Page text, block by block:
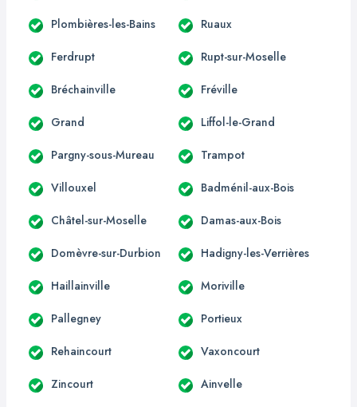
Plombières-les-Bains Ruaux
Ferdrupt Rupt-sur-Moselle
Bréchainville Fréville
Grand Liffol-le-Grand
Pargny-sous-Mureau Trampot
Villouxel Badménil-aux-Bois
Châtel-sur-Moselle Damas-aux-Bois
Domèvre-sur-Durbion Hadigny-les-Verrières
Haillainville Moriville
Pallegney Portieux
Rehaincourt Vaxoncourt
Zincourt Ainvelle